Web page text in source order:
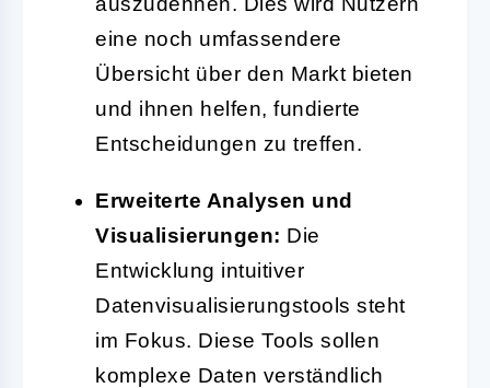
eine noch umfassendere
Übersicht über den Markt bieten
und ihnen helfen, fundierte
Entscheidungen zu treffen.
Erweiterte Analysen und
Visualisierungen: Die
Entwicklung intuitiver
Datenvisualisierungstools steht
im Fokus. Diese Tools sollen
komplexe Daten verständlich